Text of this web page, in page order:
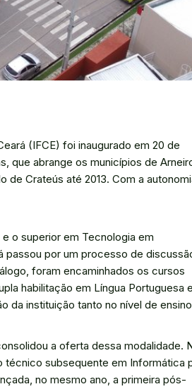
(IFCE) foi inaugurado em 20 de
que abrange os municípios de
de Crateús até 2013. Com a
o superior em Tecnologia em
passou por um processo de
foram encaminhados os cursos
habilitação em Língua Portuguesa e
da instituição tanto no nível de ensino
a oferta dessa modalidade.
técnico subsequente em Informática
no mesmo ano, a primeira pós-